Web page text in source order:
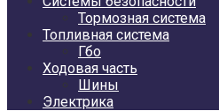
Тормозная система
Топливная система
Гбо
Ходовая часть
Шины
Электрика